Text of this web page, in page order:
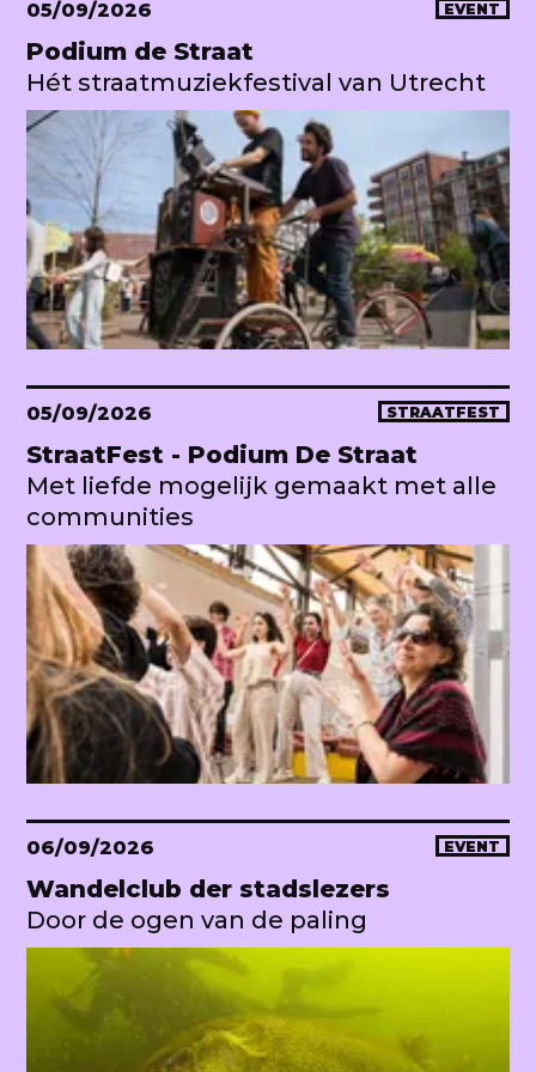
05/09/2026 EVENT
Podium de Straat
Hét straatmuziekfestival van Utrecht
05/09/2026 STRAATFEST
StraatFest - Podium De Straat
Met liefde mogelijk gemaakt met alle
communities
06/09/2026 EVENT
Wandelclub der stadslezers
Door de ogen van de paling